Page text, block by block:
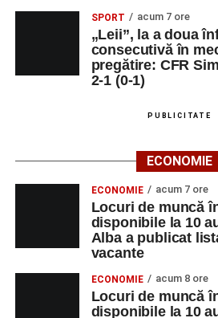
SPORT acum 7 ore
„Leii”, la a doua
consecutivă în
pregătire: CFR
2-1 (0-1)
PUBLICITATE
ECONOMIE
ECONOMIE acum 7 ore
Locuri de muncă
disponibile la 10
Alba a publicat
vacante
ECONOMIE acum 8 ore
Locuri de muncă
disponibile la 10